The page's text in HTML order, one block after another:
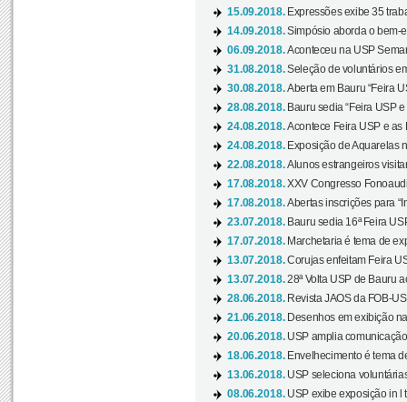
15.09.2018. Expressões exibe 35
14.09.2018.Simpósio aborda o bem-
06.09.2018.Aconteceu na USP
31.08.2018.Seleção de voluntários
30.08.2018.Aberta em Bauru “Feira
28.08.2018. Bauru sedia “Feira USP
24.08.2018.Acontece Feira USP e as
24.08.2018. Exposição de Aquarelas
22.08.2018.Alunos estrangeiros
17.08.2018.XXV Congresso
17.08.2018.Abertas inscrições para
23.07.2018. Bauru sedia 16ª Feira
17.07.2018. Marchetaria é tema de
13.07.2018.Corujas enfeitam Feira
13.07.2018.28ª Volta USP de Bauru
28.06.2018. Revista JAOS da FOB-
21.06.2018. Desenhos em exibição
20.06.2018. USP amplia
18.06.2018. Envelhecimento é tema
13.06.2018. USP seleciona
08.06.2018. USP exibe exposição in l